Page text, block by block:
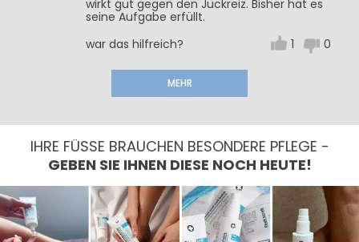
wirkt gut gegen den Juckreiz. Bisher hat es
seine Aufgabe erfüllt.
war das hilfreich?
1 0
MEHR
IHRE FÜSSE BRAUCHEN BESONDERE PFLEGE -
GEBEN SIE IHNEN DIESE NOCH HEUTE!